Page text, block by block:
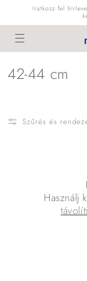
Ugrás aIratkozz fel
K
42-44 cm
Szűrés és
Használj